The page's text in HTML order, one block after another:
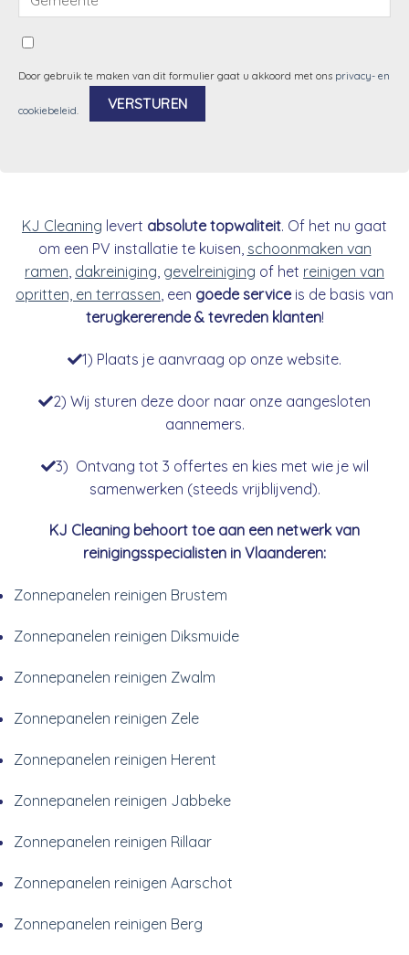
Door gebruik te maken van dit formulier gaat u akkoord met ons privacy- en
cookiebeleid.
KJ Cleaning levert absolute topwaliteit. Of het nu gaat
om een PV installatie te kuisen, schoonmaken van
ramen, dakreiniging, gevelreiniging of het reinigen van
opritten, en terrassen, een goede serviceis de basis van
terugkererende & tevreden klanten!
1) Plaats je aanvraag op onze website.
2) Wij sturen deze door naar onze aangesloten
aannemers.
3) Ontvang tot 3 offertes en kies met wie je wil
samenwerken (steeds vrijblijvend).
KJ Cleaning behoort toe aan een netwerk van
reinigingsspecialisten in Vlaanderen:
Zonnepanelen reinigen Brustem
Zonnepanelen reinigen Diksmuide
Zonnepanelen reinigen Zwalm
Zonnepanelen reinigen Zele
Zonnepanelen reinigen Herent
Zonnepanelen reinigen Jabbeke
Zonnepanelen reinigen Rillaar
Zonnepanelen reinigen Aarschot
Zonnepanelen reinigen Berg